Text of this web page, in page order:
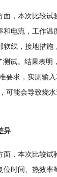
，本次比较试
电流，工作温
软线，接地措施
测试。结果表明
要求，实测输
可能会导致烧
异
，本次比较试
位时间、热效